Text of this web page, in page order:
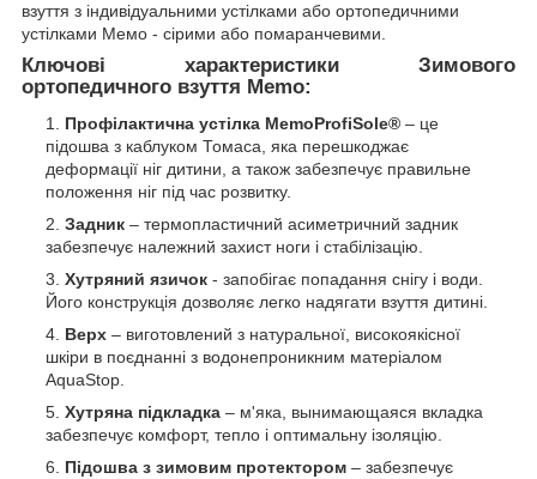
взуття з індивідуальними устілками або ортопедичними
устілками Мемо - сірими або помаранчевими.
Ключові характеристики Зимового
ортопедичного взуття Memo:
Профілактична устілка MemoProfiSole® – це
підошва з каблуком Томаса, яка перешкоджає
деформації ніг дитини, а також забезпечує правильне
положення ніг під час розвитку.
Задник – термопластичний асиметричний задник
забезпечує належний захист ноги і стабілізацію.
Хутряний язичок - запобігає попадання снігу і води.
Його конструкція дозволяє легко надягати взуття дитині.
Верх – виготовлений з натуральної, високоякісної
шкіри в поєднанні з водонепроникним матеріалом
AquaStop.
Хутряна підкладка – м'яка, вынимающаяся вкладка
забезпечує комфорт, тепло і оптимальну ізоляцію.
Підошва з зимовим протектором – забезпечує